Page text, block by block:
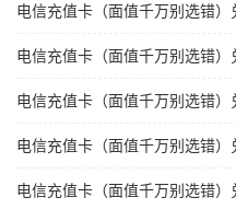
电信充值卡（面值千万别选错
电信充值卡（面值千万别选错）
电信充值卡（面值千万别选错
电信充值卡（面值千万别选错）
电信充值卡（面值千万别选错